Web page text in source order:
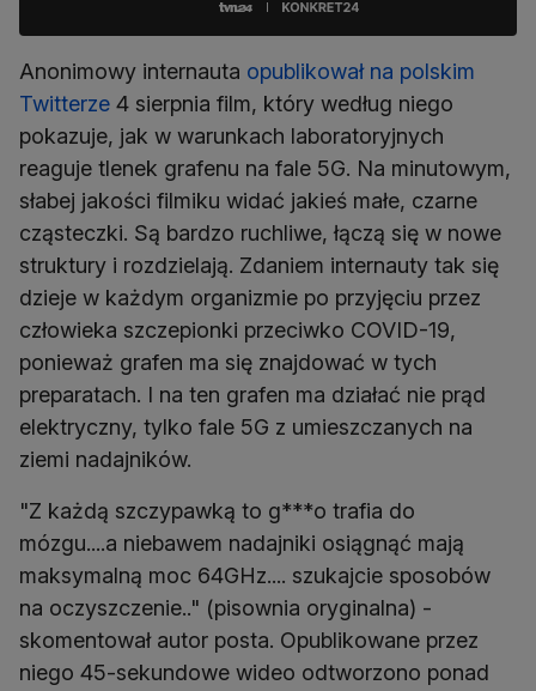
Anonimowy internauta opublikował na polskim
Twitterze 4 sierpnia film, który według niego
pokazuje, jak w warunkach laboratoryjnych
reaguje tlenek grafenu na fale 5G. Na minutowym,
słabej jakości filmiku widać jakieś małe, czarne
cząsteczki. Są bardzo ruchliwe, łączą się w nowe
struktury i rozdzielają. Zdaniem internauty tak się
dzieje w każdym organizmie po przyjęciu przez
człowieka szczepionki przeciwko COVID-19,
ponieważ grafen ma się znajdować w tych
preparatach. I na ten grafen ma działać nie prąd
elektryczny, tylko fale 5G z umieszczanych na
ziemi nadajników.
"Z każdą szczypawką to g***o trafia do
mózgu....a niebawem nadajniki osiągnąć mają
maksymalną moc 64GHz.... szukajcie sposobów
na oczyszczenie.." (pisownia oryginalna) -
skomentował autor posta. Opublikowane przez
niego 45-sekundowe wideo odtworzono ponad